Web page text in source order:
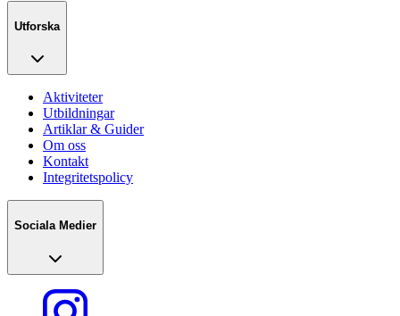
Utforska
Aktiviteter
Utbildningar
Artiklar & Guider
Om oss
Kontakt
Integritetspolicy
Sociala Medier